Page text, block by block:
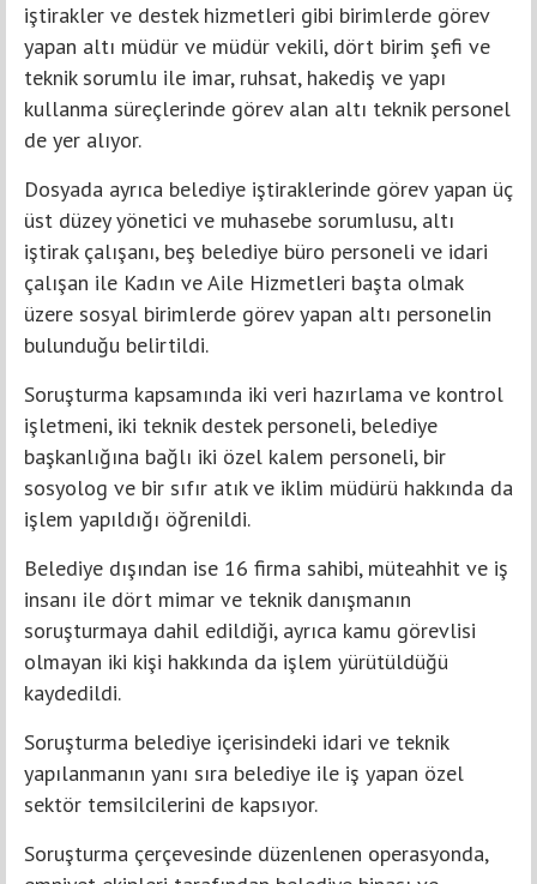
iştirakler ve destek hizmetleri gibi birimlerde görev
yapan altı müdür ve müdür vekili, dört birim şefi ve
teknik sorumlu ile imar, ruhsat, hakediş ve yapı
kullanma süreçlerinde görev alan altı teknik personel
de yer alıyor.
Dosyada ayrıca belediye iştiraklerinde görev yapan üç
üst düzey yönetici ve muhasebe sorumlusu, altı
iştirak çalışanı, beş belediye büro personeli ve idari
çalışan ile Kadın ve Aile Hizmetleri başta olmak
üzere sosyal birimlerde görev yapan altı personelin
bulunduğu belirtildi.
Soruşturma kapsamında iki veri hazırlama ve kontrol
işletmeni, iki teknik destek personeli, belediye
başkanlığına bağlı iki özel kalem personeli, bir
sosyolog ve bir sıfır atık ve iklim müdürü hakkında da
işlem yapıldığı öğrenildi.
Belediye dışından ise 16 firma sahibi, müteahhit ve iş
insanı ile dört mimar ve teknik danışmanın
soruşturmaya dahil edildiği, ayrıca kamu görevlisi
olmayan iki kişi hakkında da işlem yürütüldüğü
kaydedildi.
Soruşturma belediye içerisindeki idari ve teknik
yapılanmanın yanı sıra belediye ile iş yapan özel
sektör temsilcilerini de kapsıyor.
Soruşturma çerçevesinde düzenlenen operasyonda,